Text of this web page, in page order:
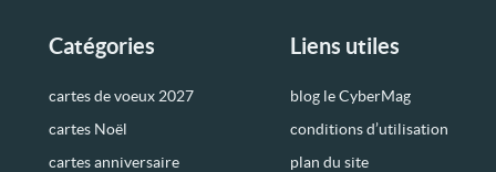
Catégories
cartes de voeux 2027
cartes Noël
cartes anniversaire
Liens utiles
blog le CyberMag
conditions d’utilisation
plan du site